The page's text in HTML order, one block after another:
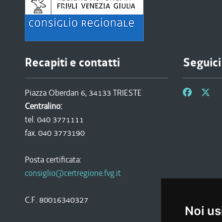
Noi
Recapiti e contatti
Piazza Oberdan 6, 34133 TRIESTE
Centralino:
tel. 040 3771111
fax. 040 3773190
Posta certificata:
consiglio@certregione.fvg.it
C.F. 80016340327